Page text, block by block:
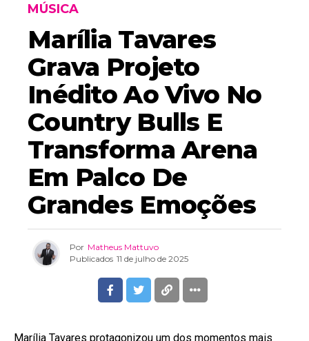
MÚSICA
Marília Tavares
Grava Projeto
Inédito Ao Vivo No
Country Bulls E
Transforma Arena
Em Palco De
Grandes Emoções
Por Matheus Mattuvo
Publicados 11 de julho de 2025
Marília Tavares protagonizou um dos momentos mais